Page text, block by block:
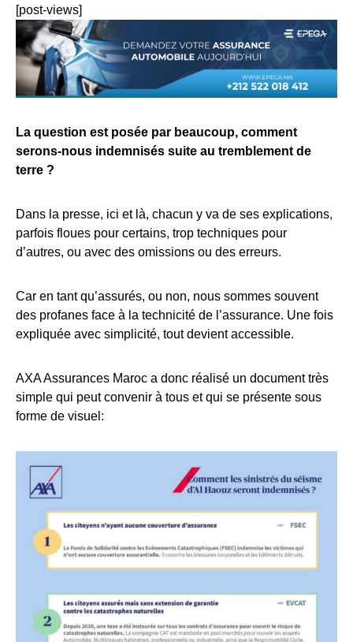
[post-views]
La question est posée par beaucoup, comment
serons-nous indemnisés suite au tremblement de
terre ?
Dans la presse, ici et là, chacun y va de ses explications,
parfois floues pour certains, trop techniques pour
d’autres, ou avec des omissions ou des erreurs.
Car en tant qu’assurés, ou non, nous sommes souvent
des profanes face à la technicité de l’assurance. Une fois
expliquée avec simplicité, tout devient accessible.
AXA Assurances Maroc a donc réalisé un document très
simple qui peut convenir à tous et qui se présente sous
forme de visuel: